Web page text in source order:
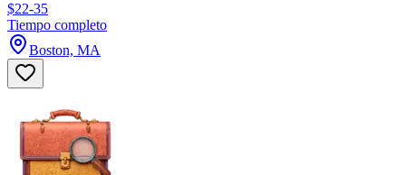
$22-35
Tiempo completo
Boston, MA